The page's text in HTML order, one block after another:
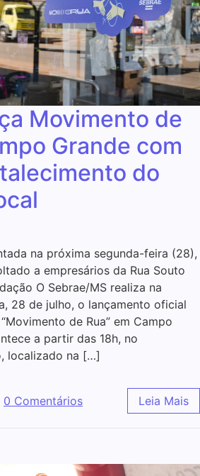
Movimento de
Grande com
do
na próxima segunda-feira (28),
a empresários da Rua Souto
O Sebrae/MS realiza na
28 de julho, o lançamento oficial
de Rua” em Campo
a partir das 18h, no
localizado na […]
0 Comentários Leia Mais